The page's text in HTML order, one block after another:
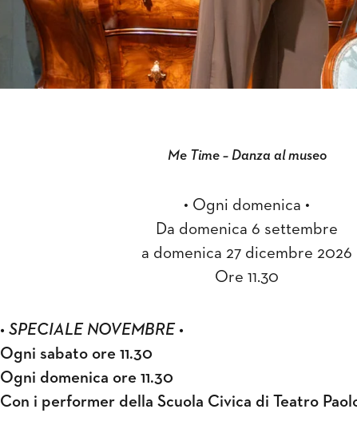
Me Time – Danza al museo
• Ogni domenica •
Da domenica 6 settembre
a domenica 27 dicembre 2026
Ore 11.30
• SPECIALE NOVEMBRE •
Ogni sabato ore 11.30
Ogni domenica ore 11.30
Con i performer della Scuola Civica di Teatro